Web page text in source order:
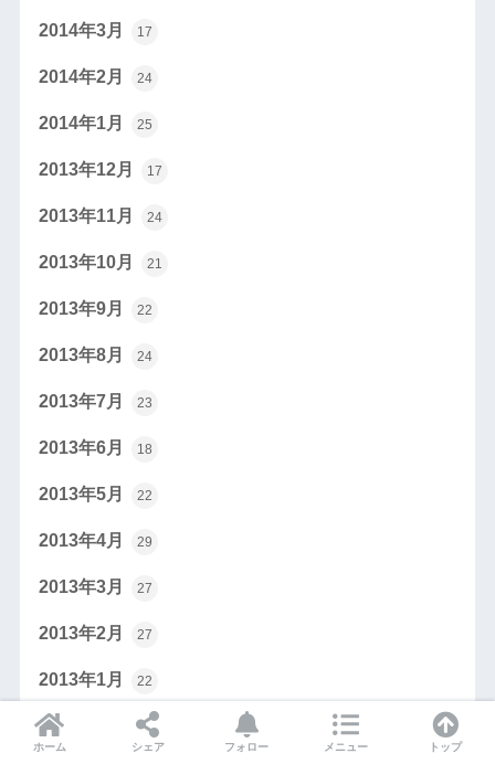
2014年3月 17
2014年2月 24
2014年1月 25
2013年12月 17
2013年11月 24
2013年10月 21
2013年9月 22
2013年8月 24
2013年7月 23
2013年6月 18
2013年5月 22
2013年4月 29
2013年3月 27
2013年2月 27
2013年1月 22
2012年12月 20
ホーム シェア フォロー メニュー トップ